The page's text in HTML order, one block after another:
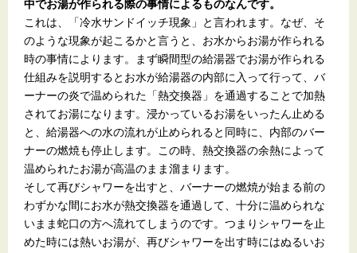
中でお湯が作られる際の事情によるものなんです。
これは、「冷水サンドイッチ現象」と言われます。なぜ、そ
のような現象が起こるかと言うと、お水からお湯が作られる
時の事情によります。まず瞬間型の給湯器でお湯が作られる
仕組みを説明するとお水が給湯器の内部に入って行って、バ
ーナーの炎で温められた「熱交換器」を通過することで加熱
されてお湯になります。浸かっているお湯をいったん止める
と、給湯器への水の流れが止められると同時に、内部のバー
ナーの燃焼も停止します。この時、熱交換器の余熱によって
温められたお湯が高温のまま溜まります。
そして再びシャワーを出すと、バーナーの燃焼が始まる前の
わずかな間にお水が熱交換器を通過して、十分に温められな
いまま蛇口の方へ流れてしまうのです。つまりシャワーを止
めた時には熱いお湯が、再びシャワーを出す時にはぬるいお